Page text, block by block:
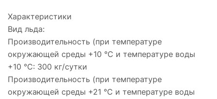
Характеристики
Вид льда:
Производительность (при температуре
окружающей среды +10 °С и температуре воды
+10 °С: 300 кг/сутки
Производительность (при температуре
окружающей среды +21 °С и температуре воды